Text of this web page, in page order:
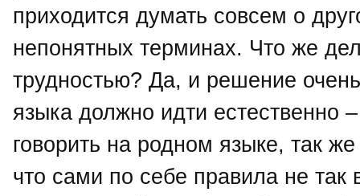
приходится думать совсем о
непонятных терминах. Что же
трудностью? Да, и решение
языка должно идти естественно
говорить на родном языке, так
что сами по себе правила не так